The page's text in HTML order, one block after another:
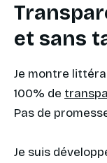
et sans
Je montre
100% de
Pas de
Je suis